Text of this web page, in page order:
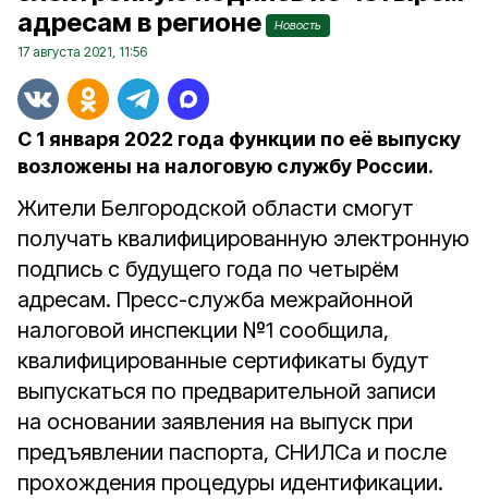
адресам в регионе
Новость
17 августа 2021, 11:56
С 1 января 2022 года функции по её выпуску
возложены на налоговую службу России.
Жители Белгородской области смогут
получать квалифицированную электронную
подпись с будущего года по четырём
адресам. Пресс-служба межрайонной
налоговой инспекции №1 сообщила,
квалифицированные сертификаты будут
выпускаться по предварительной записи
на основании заявления на выпуск при
предъявлении паспорта, СНИЛСа и после
прохождения процедуры идентификации.